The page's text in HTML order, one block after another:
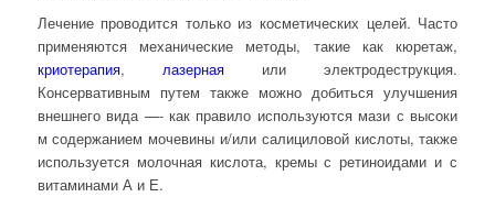
Лечение проводится только из косметических целей. Часто
применяются механические методы, такие как кюретаж,
криотерапия, лазернаяили электродеструкция.
Консервативным путем также можно добиться улучшения
внешнего вида —- как правило используются мази с высоки
м содержанием мочевины и/или салициловой кислоты, также
используется молочная кислота, кремы с ретиноидами и с
витаминами А и Е.